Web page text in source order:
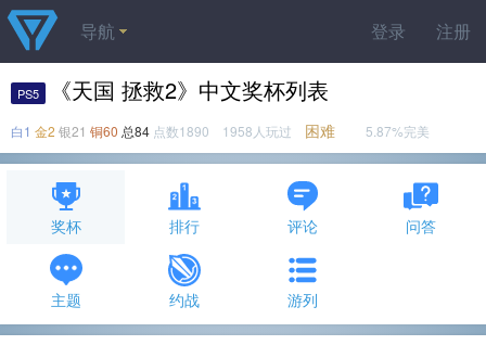
登录 注册
导航
PS5 《天国 拯救2》中文奖杯列表
白1 金2 银21 铜60 总84 点数1890 1958人玩过 困难 5.87%完美
奖杯 排行 评论 问答
主题 约战 游列